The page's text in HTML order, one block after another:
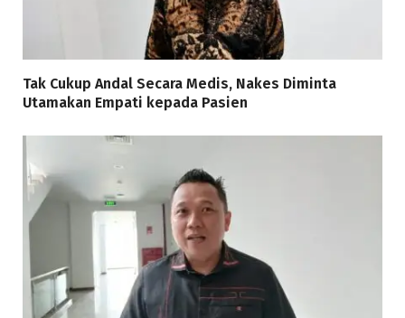
Tak Cukup Andal Secara Medis, Nakes Diminta
Utamakan Empati kepada Pasien